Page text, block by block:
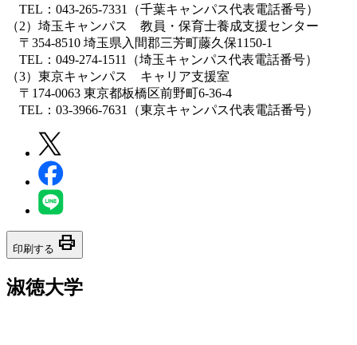
TEL：043-265-7331（千葉キャンパス代表電話番号）
（2）埼玉キャンパス 教員・保育士養成支援センター
〒354-8510 埼玉県入間郡三芳町藤久保1150-1
TEL：049-274-1511（埼玉キャンパス代表電話番号）
（3）東京キャンパス キャリア支援室
〒174-0063 東京都板橋区前野町6-36-4
TEL：03-3966-7631（東京キャンパス代表電話番号）
印刷する print
淑徳大学